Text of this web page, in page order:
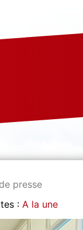
presse
:A la une